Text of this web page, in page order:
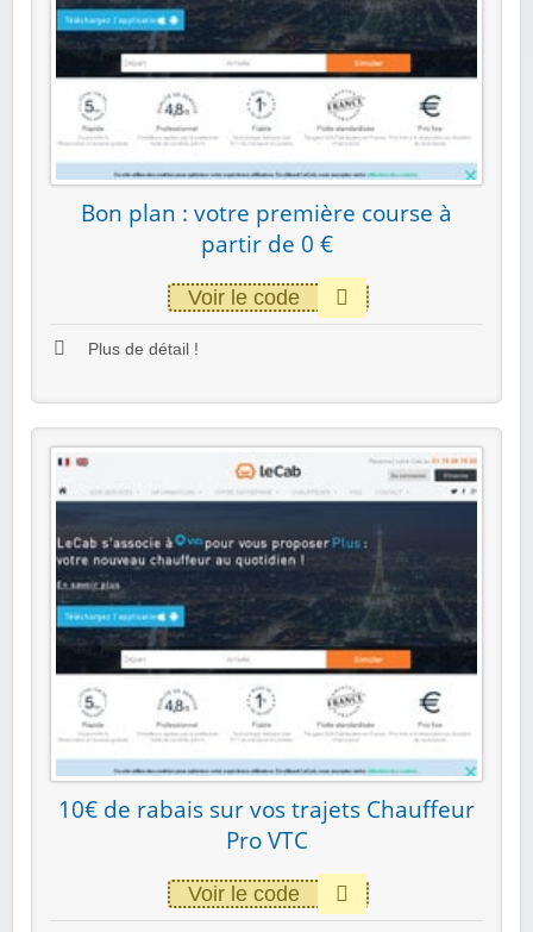
Bon plan : votre première course à
partir de 0 €
Voir le code
Plus de détail !
10€ de rabais sur vos trajets Chauffeur
Pro VTC
Voir le code